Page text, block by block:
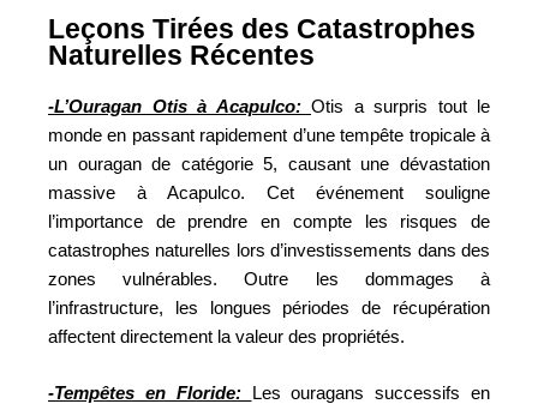
Leçons Tirées des Catastrophes
Naturelles Récentes
-L’Ouragan Otis à Acapulco: Otis a surpris tout le
monde en passant rapidement d’une tempête tropicale à
un ouragan de catégorie 5, causant une dévastation
massive à Acapulco. Cet événement souligne
l’importance de prendre en compte les risques de
catastrophes naturelles lors d’investissements dans des
zones vulnérables. Outre les dommages à
l’infrastructure, les longues périodes de récupération
affectent directement la valeur des propriétés.
-Tempêtes en Floride: Les ouragans successifs en